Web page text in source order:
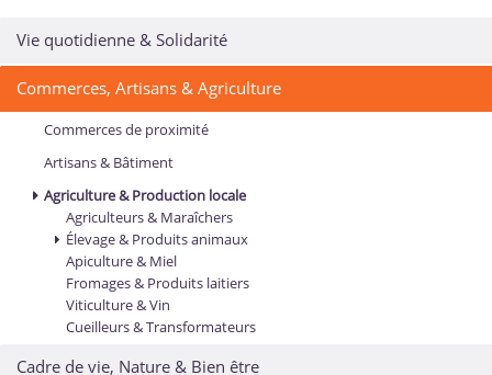
Vie quotidienne & Solidarité
Commerces, Artisans & Agriculture
Commerces de proximité
Artisans & Bâtiment
Agriculture & Production locale
Agriculteurs & Maraîchers
Élevage & Produits animaux
Apiculture & Miel
Fromages & Produits laitiers
Viticulture & Vin
Cueilleurs & Transformateurs
Cadre de vie, Nature & Bien être